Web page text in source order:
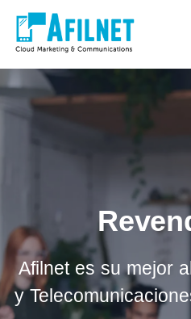
Afilnet es su mejor
y